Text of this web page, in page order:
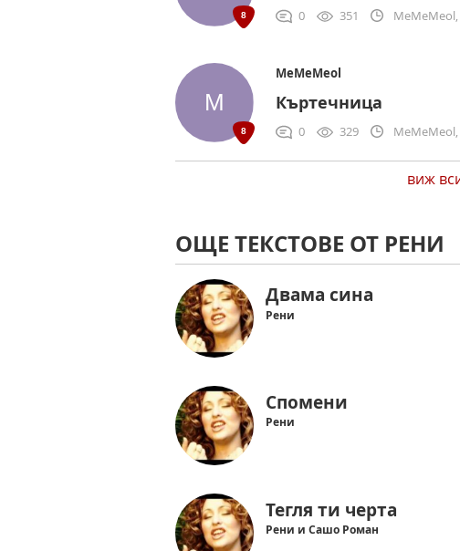
0 351
MeMeMeol
Къртечница
0 329
виж
ОЩЕ ТЕКСТОВЕ ОТ РЕНИ
Двама сина
Рени
Спомени
Рени
Тегля ти черта
Рени и Сашо Роман